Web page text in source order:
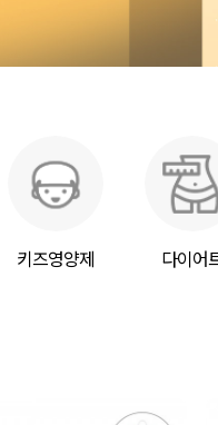
키즈영양제 다이어